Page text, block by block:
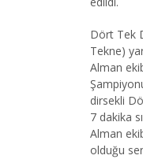
Dört Tek
Tekne)
Alman
dirsekli
7 dakika
Alman
olduğu